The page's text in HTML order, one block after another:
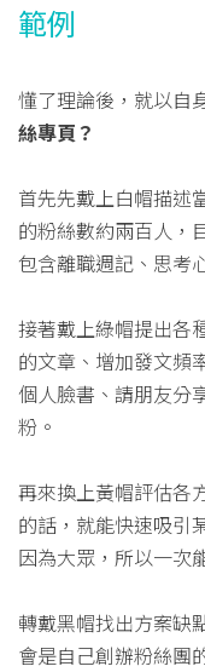
範例
懂了理論後，就以自
絲專頁？
首先先戴上白帽描述
的粉絲數約兩百人，
包含離職週記、思考
接著戴上綠帽提出各
的文章、增加發文頻
個人臉書、請朋友分
粉。
再來換上黃帽評估各
的話，就能快速吸引
因為大眾，所以一次
轉戴黑帽找出方案缺
會是自己創辦粉絲團